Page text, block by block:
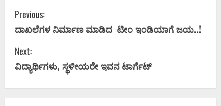
C
o
n
Previous:
ದಾಖಲೆಗಳ ನಿರ್ಮಾಣ ಮಾಡಿದ ಟೀಂ ಇಂಡಿಯಾಗೆ ಜಯ..!
Next:
ವಿದ್ಯಾರ್ಥಿಗಳು, ಸ್ಥಳೀಯರೇ ಇವನ ಟಾರ್ಗೆಟ್